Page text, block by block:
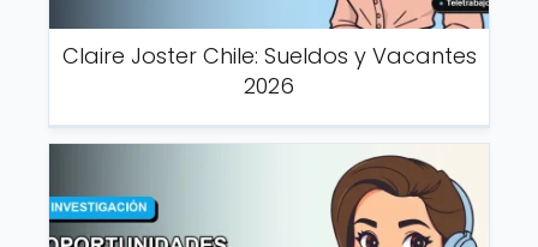
Claire Joster Chile: Sueldos y Vacantes
2026